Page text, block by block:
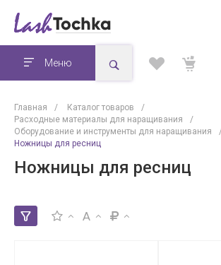
Меню
Главная / Каталог товаров
/
Расходные материалы для наращивания
/
Оборудование и инструменты для наращивания
Ножницы для ресниц
Ножницы для ресниц
A